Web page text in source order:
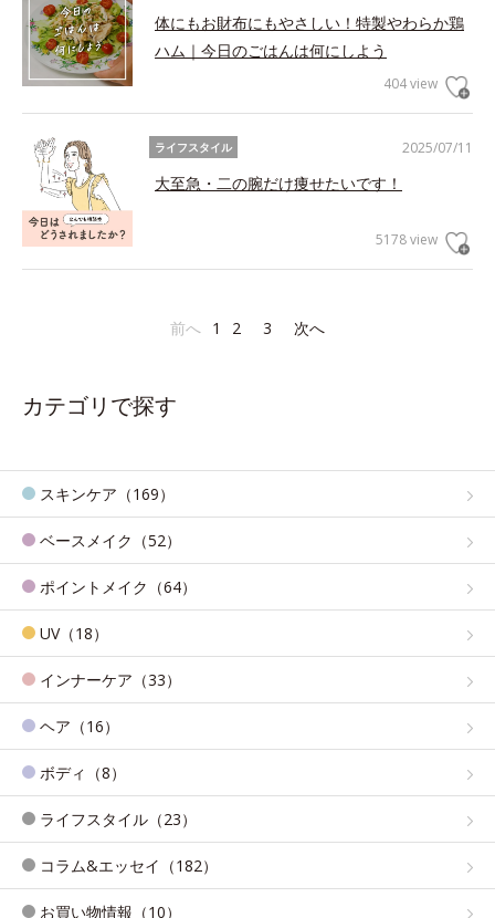
体にもお財布にもやさしい！特製やわらか鶏
ハム｜今日のごはんは何にしよう
404 view
2025/07/11
ライフスタイル
大至急・二の腕だけ痩せたいです！
5178 view
前へ 1 2 3 次へ
カテゴリで探す
スキンケア（169）
ベースメイク（52）
ポイントメイク（64）
UV（18）
インナーケア（33）
ヘア（16）
ボディ（8）
ライフスタイル（23）
コラム&エッセイ（182）
お買い物情報（10）